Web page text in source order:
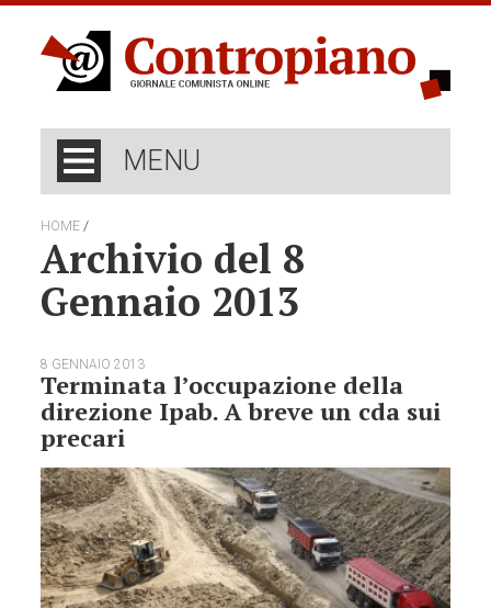
MENU
HOME /
Archivio del 8
Gennaio 2013
8 GENNAIO 2013
Terminata l’occupazione della
direzione Ipab. A breve un cda sui
precari